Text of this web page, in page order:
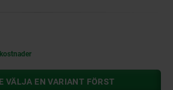
VÄLJA EN VARIANT FÖRST